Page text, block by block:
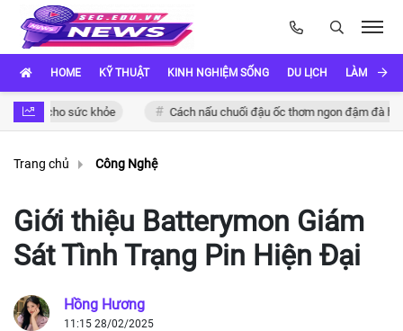
HOME KỸ THUẬT KINH NGHIỆM SỐNG DU LỊCH LÀM ĐẸP
cho sức khỏe Cách nấu chuối đậu ốc thơm ngon đậm đà hương vị
Trang chủ Công Nghệ
Giới thiệu Batterymon Giám
Sát Tình Trạng Pin Hiện Đại
Hồng Hương
11:15 28/02/2025